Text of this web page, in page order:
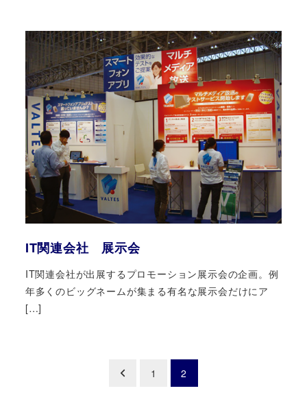
IT関連会社 展示会
IT関連会社が出展するプロモーション展示会の企画。例
年多くのビッグネームが集まる有名な展示会だけにア
[…]
1 2